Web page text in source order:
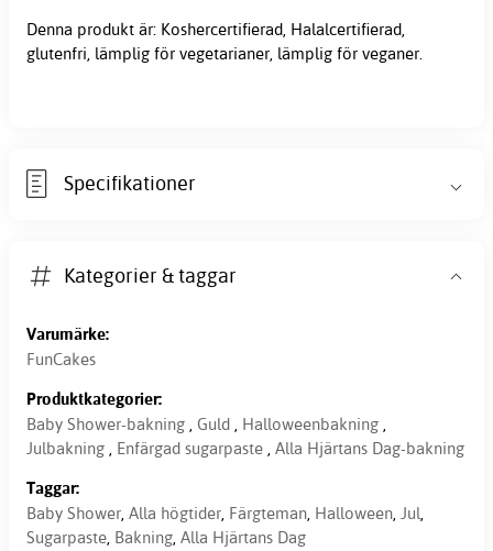
Denna produkt är: Koshercertifierad, Halalcertifierad,
glutenfri, lämplig för vegetarianer, lämplig för veganer.
Specifikationer
Kategorier & taggar
Varumärke:
FunCakes
Produktkategorier:
Baby Shower-bakning , Guld , Halloweenbakning ,
Julbakning , Enfärgad sugarpaste , Alla Hjärtans Dag-bakning
Taggar:
Baby Shower, Alla högtider, Färgteman, Halloween, Jul,
Sugarpaste, Bakning, Alla Hjärtans Dag